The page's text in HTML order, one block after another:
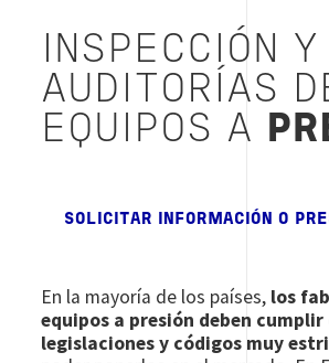
INSPECCIÓN Y
AUDITORÍAS
EQUIPOS A
SOLICITAR INFORMACIÓN O
En la mayoría de los países, los
equipos a presión deben cumplir
legislaciones y códigos muy